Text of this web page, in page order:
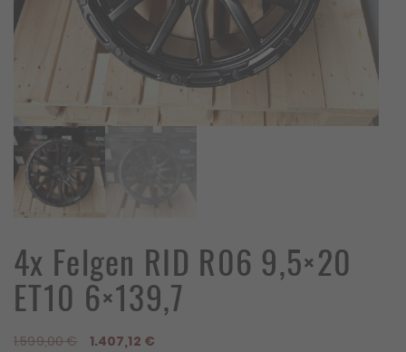
4x Felgen RID R06 9,5×20
ET10 6×139,7
1.599,00€
Ursprünglicher
1.407,12 €Aktueller